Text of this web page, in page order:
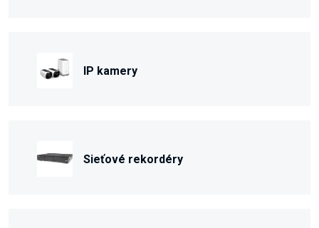
IP kamery
Sieťové rekordéry